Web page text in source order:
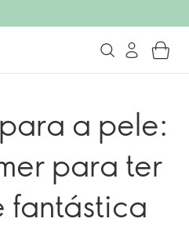
a pele:
para ter
fantástica